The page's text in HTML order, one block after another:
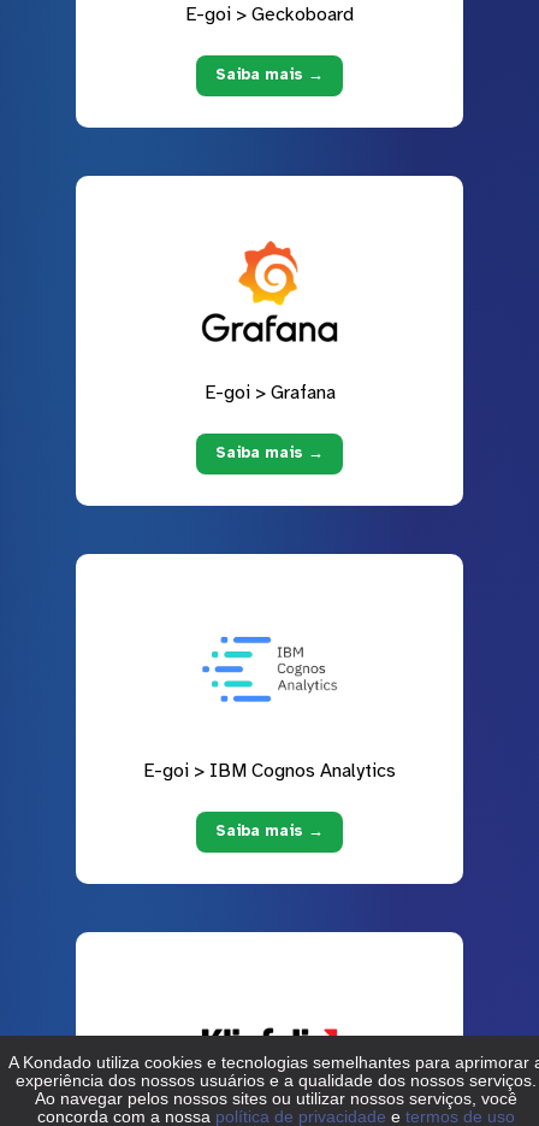
E-goi > Geckoboard
Saiba mais →
E-goi > Grafana
Saiba mais →
E-goi > IBM Cognos Analytics
Saiba mais →